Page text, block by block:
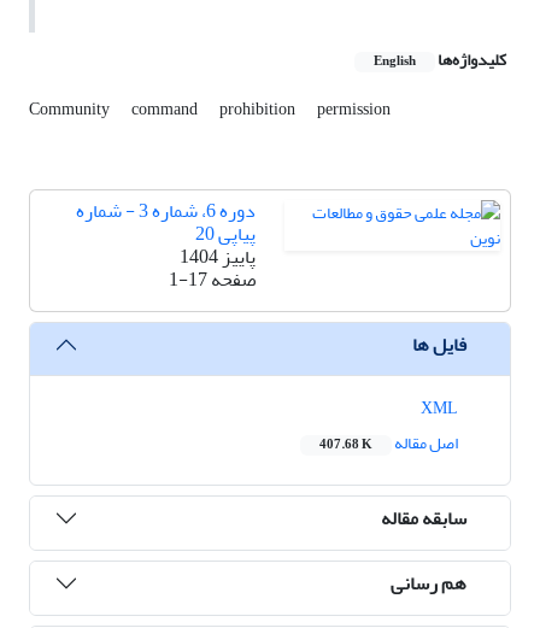
کلیدواژه‌ها English
Community command prohibition permission
دوره 6، شماره 3 - شماره
پیاپی 20
پاییز 1404
صفحه1-17
فایل ها
اصل مقاله
407.68 K
سابقه مقاله
هم رسانی